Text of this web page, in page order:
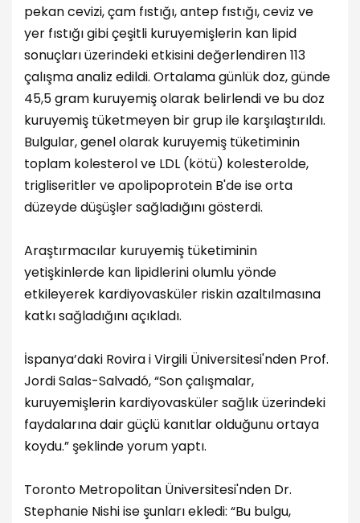
pekan cevizi, çam fıstığı, antep fıstığı, ceviz ve
yer fıstığı gibi çeşitli kuruyemişlerin kan lipid
sonuçları üzerindeki etkisini değerlendiren 113
çalışma analiz edildi. Ortalama günlük doz, günde
45,5 gram kuruyemiş olarak belirlendi ve bu doz
kuruyemiş tüketmeyen bir grup ile karşılaştırıldı.
Bulgular, genel olarak kuruyemiş tüketiminin
toplam kolesterol ve LDL (kötü) kolesterolde,
trigliseritler ve apolipoprotein B'de ise orta
düzeyde düşüşler sağladığını gösterdi.
Araştırmacılar kuruyemiş tüketiminin
yetişkinlerde kan lipidlerini olumlu yönde
etkileyerek kardiyovasküler riskin azaltılmasına
katkı sağladığını açıkladı.
İspanya’daki Rovira i Virgili Üniversitesi'nden Prof.
Jordi Salas-Salvadó, “Son çalışmalar,
kuruyemişlerin kardiyovasküler sağlık üzerindeki
faydalarına dair güçlü kanıtlar olduğunu ortaya
koydu.” şeklinde yorum yaptı.
Toronto Metropolitan Üniversitesi'nden Dr.
Stephanie Nishi ise şunları ekledi: “Bu bulgu,